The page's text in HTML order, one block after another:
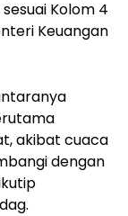
Kolom 4
Keuangan
akibat cuaca
dengan